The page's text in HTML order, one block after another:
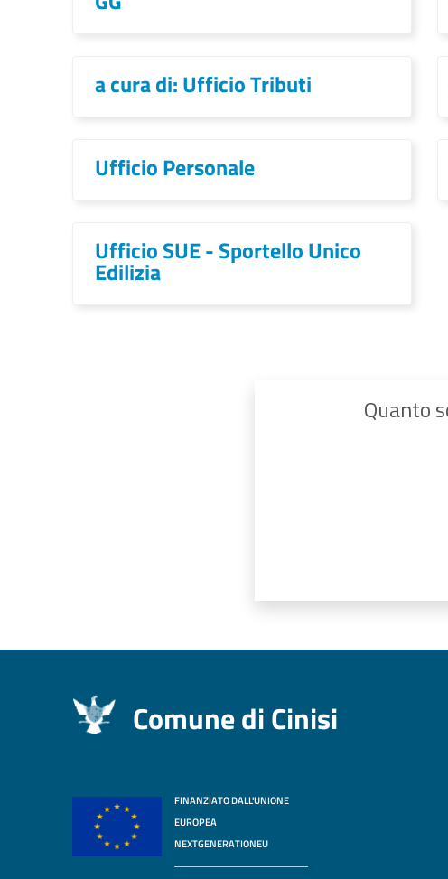
a cura di: Ufficio Tributi
Ufficio Personale
Ufficio SUE - Sportello Unico
Edilizia
Quanto
Comune di Cinisi
FINANZIATO DALL'UNIONE
EUROPEA
NEXTGENERATIONEU